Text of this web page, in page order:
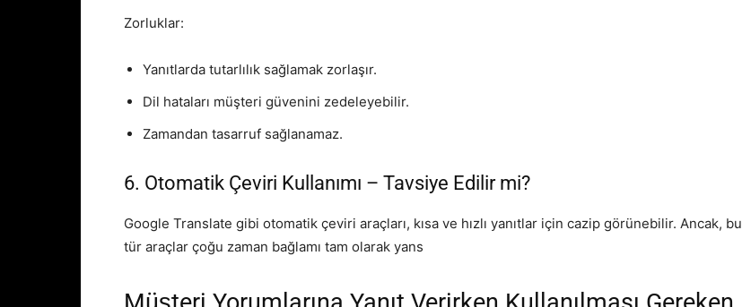
Zorluklar:
Yanıtlarda tutarlılık sağlamak zorlaşır.
Dil hataları müşteri güvenini zedeleyebilir.
Zamandan tasarruf sağlanamaz.
6. Otomatik Çeviri Kullanımı – Tavsiye Edilir mi?
Google Translate gibi otomatik çeviri araçları, kısa ve hızlı yanıtlar için cazip görünebilir. Ancak, bu
tür araçlar çoğu zaman bağlamı tam olarak yans